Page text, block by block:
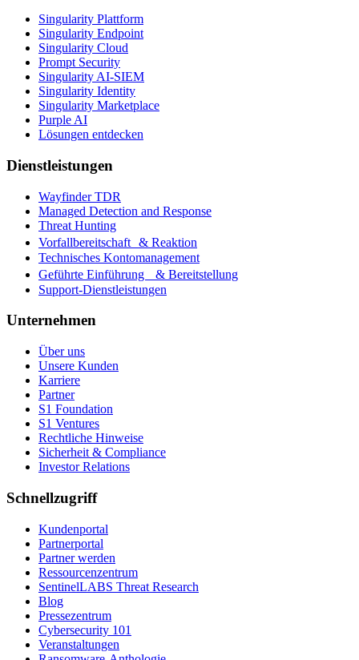
Singularity Plattform
Singularity Endpoint
Singularity Cloud
Prompt Security
Singularity AI-SIEM
Singularity Identity
Singularity Marketplace
Purple AI
Lösungen entdecken
Dienstleistungen
Wayfinder TDR
Managed Detection and Response
Threat Hunting
Vorfallbereitschaft & Reaktion
Technisches Kontomanagement
Geführte Einführung & Bereitstellung
Support-Dienstleistungen
Unternehmen
Über uns
Unsere Kunden
Karriere
Partner
S1 Foundation
S1 Ventures
Rechtliche Hinweise
Sicherheit & Compliance
Investor Relations
Schnellzugriff
Kundenportal
Partnerportal
Partner werden
Ressourcenzentrum
SentinelLABS Threat Research
Blog
Pressezentrum
Cybersecurity 101
Veranstaltungen